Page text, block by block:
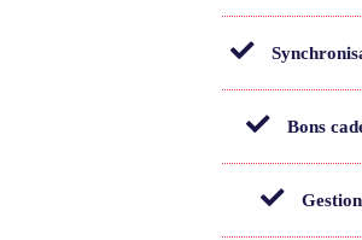
Bons